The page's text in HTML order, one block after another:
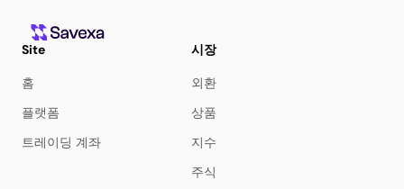
Site
홈
플랫폼
트레이딩 계좌
시장
외환
상품
지수
주식